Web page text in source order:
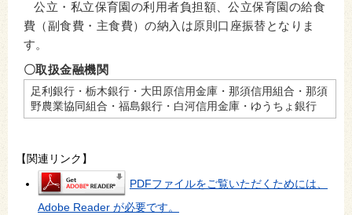
公立・私立保育園の利用者負担額、公立保育園の給食
費（副食費・主食費）の納入は原則口座振替となりま
す。
〇取扱金融機関
足利銀行・栃木銀行・大田原信用金庫・那須信用組合・那須
野農業協同組合・福島銀行・白河信用金庫・ゆうちょ銀行
【関連リンク】
PDFファイルをご覧いただくためには、
Adobe Reader が必要です。